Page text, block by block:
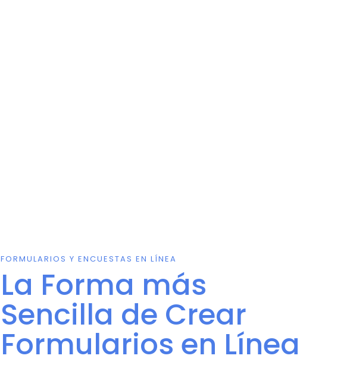
FORMULARIOS Y ENCUESTAS EN LÍNEA
La Forma más
Sencilla de Crear
Formularios en Línea